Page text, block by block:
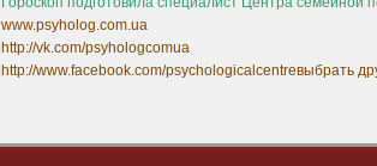
www.psyholog.com.ua
http://vk.com/psyhologcomua
http://www.facebook.com/psychologicalcentreвыбрать